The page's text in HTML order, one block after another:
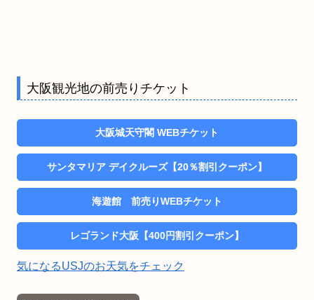
大阪観光地の前売りチケット
大阪城天守閣 WEBチケット
サンタマリア デイクルーズ【20％割引クーポン】
海遊館 前売りWEBチケット
レゴランド大阪【400円割引クーポン】
気になるUSJのお天気をチェック